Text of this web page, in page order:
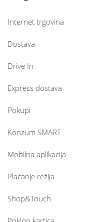
Internet trgovina
Dostava
Drive In
Express dostava
Pokupi
Konzum SMART
Mobilna aplikacija
Plaćanje režija
Shop&Touch